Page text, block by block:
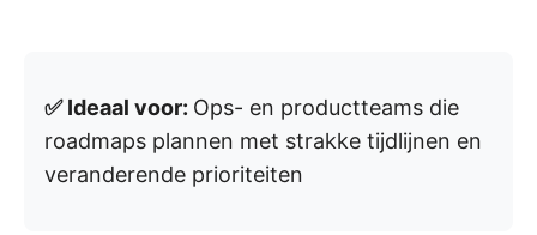
✅ Ideaal voor: Ops- en productteams die
roadmaps plannen met strakke tijdlijnen en
veranderende prioriteiten